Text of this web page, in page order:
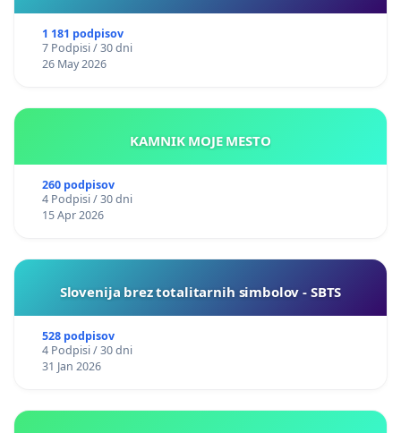
1 181 podpisov
7 Podpisi / 30 dni
26 May 2026
KAMNIK MOJE MESTO
260 podpisov
4 Podpisi / 30 dni
15 Apr 2026
Slovenija brez totalitarnih simbolov - SBTS
528 podpisov
4 Podpisi / 30 dni
31 Jan 2026